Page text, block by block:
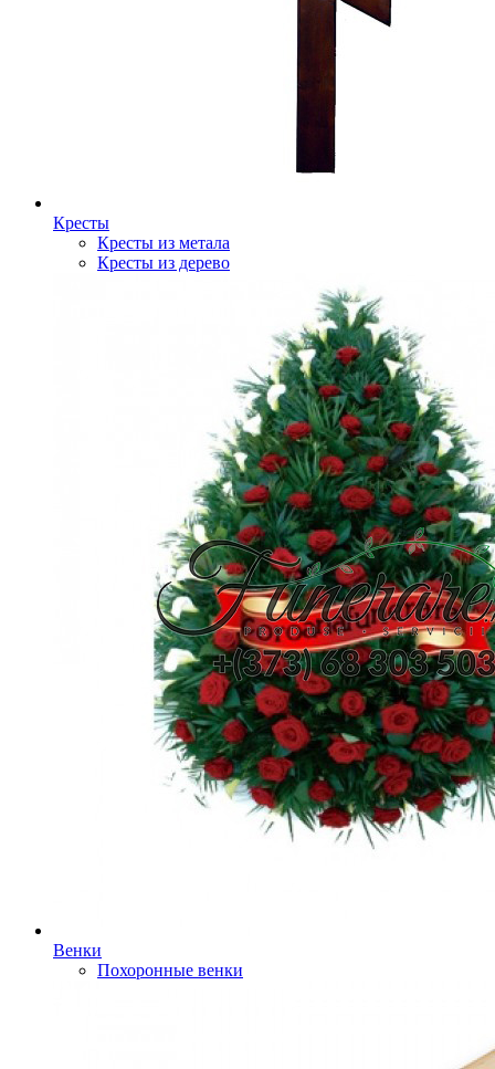
Кресты
Кресты из метала
Кресты из дерево
Венки
Похоронные венки